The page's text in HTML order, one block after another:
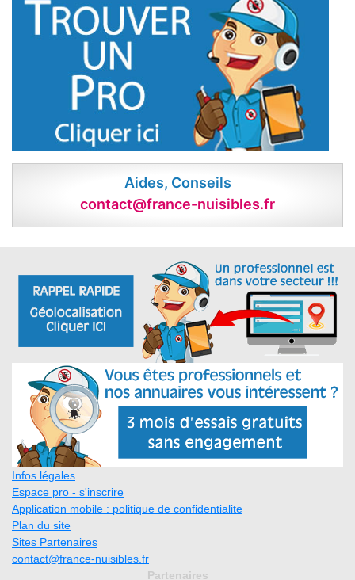
Aides, Conseils
contact@france-nuisibles.fr
Infos légales
Espace pro - s'inscrire
Application mobile : politique de confidentialite
Plan du site
Sites Partenaires
contact@france-nuisibles.fr
Partenaires